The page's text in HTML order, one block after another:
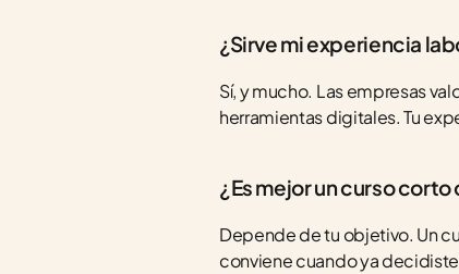
¿Sirve mi experiencia
Sí, y mucho. Las empresas
herramientas digitales. Tu
¿Es mejor un curso
Depende de tu objetivo. Un
conviene cuando ya